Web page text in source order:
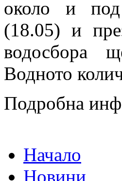
около и под
(18.05) и
водосбора
Водното
Подробна
Начало
Новини